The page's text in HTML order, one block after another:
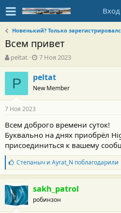
Вход
Новенький? Только
Всем привет
А
в
т
т
е
м
ы
peltat
Д
а
т
а
н
а
а
л
а
7 Ноя 2023
P peltat
New Member
7 Ноя 2023
Всем доброго времени суток!
Буквально на днях приобрёл
присоединиться к вашему
Б
л
а
г
о
д
а
Степанычи Ayrat_N поблагодарили
sakh_patrol
робинзон